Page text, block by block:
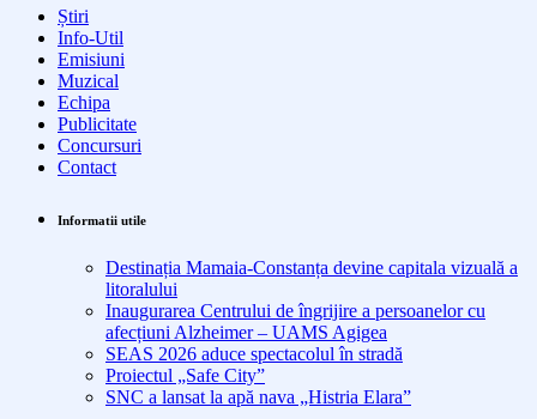
Știri
Info-Util
Emisiuni
Muzical
Echipa
Publicitate
Concursuri
Contact
Informatii utile
Destinația Mamaia-Constanța devine capitala vizuală a
litoralului
Inaugurarea Centrului de îngrijire a persoanelor cu
afecțiuni Alzheimer – UAMS Agigea
SEAS 2026 aduce spectacolul în stradă
Proiectul „Safe City”
SNC a lansat la apă nava „Histria Elara”